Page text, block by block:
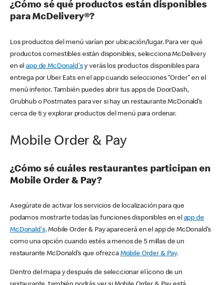
¿Cómo sé qué productos están disponibles
para McDelivery®?
Los productos del menú varían por ubicación/lugar. Para ver qué
productos comestibles están disponibles, selecciona McDelivery
en elapp de McDonald'sy verás los productos disponibles para
entrega por Uber Eats en el app cuando selecciones “Order” en el
menú inferior. También puedes abrir tus apps de DoorDash,
Grubhub o Postmates para ver si hay un restaurante McDonald’s
cerca de ti y explorar productos del menú para ordenar.
Mobile Order & Pay
¿Cómo sé cuáles restaurantes participan en
Mobile Order & Pay?
Asegúrate de activar los servicios de localización para que
podamos mostrarte todas las funciones disponibles en el app de
McDonald's. Mobile Order & Pay aparecerá en el app de McDonald’s
como una opción cuando estés a menos de 5 millas de un
restaurante McDonald’s que ofrezca Mobile Order & Pay.
Dentro del mapa y después de seleccionar el ícono de un